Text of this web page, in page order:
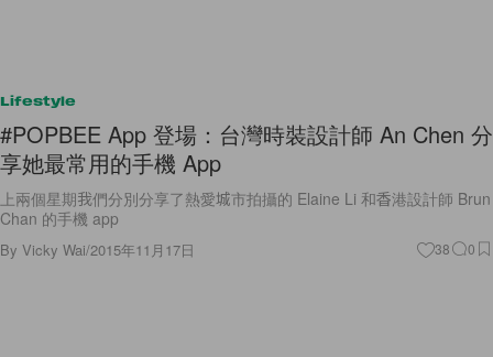
Lifestyle
#POPBEE App 登場：台灣時裝設計師 An Chen 分
享她最常用的手機 App
上兩個星期我們分別分享了熱愛城市拍攝的 Elaine Li 和香港設計師 Brun
Chan 的手機 app
By Vicky Wai/2015年11月17日 38 0